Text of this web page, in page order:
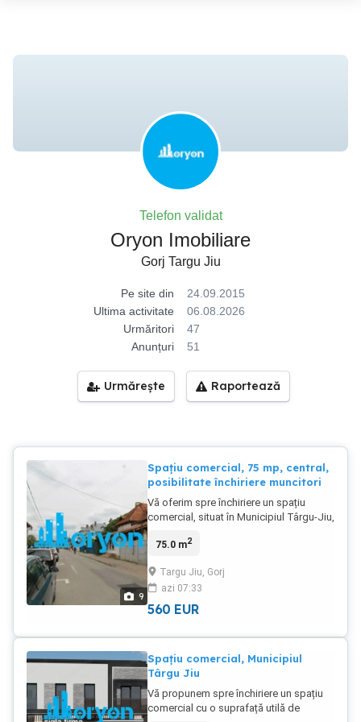
Telefon validat
Oryon Imobiliare
Gorj Targu Jiu
Pe site din
24.09.2015
Ultima activitate
06.08.2026
Urmăritori
47
Anunțuri
51
Urmărește Raportează
9
Spațiu comercial, 75 mp, central,
posibilitate închiriere muncitori
Vă oferim spre închiriere un spațiu
comercial, situat în Municipiul Târgu-Jiu,
trafic intens. Spațiul are o suprafață
exterioară de 10 mp, ce beneficiază de
o vizibilitatea excelentă ,ceea ce îl face
potrivit atât pentru activități de retail, cât
sanitar. În acest spațiu s-au desfășurat
activități precum saloane de
înfrumusețare, , însă configurația sa
permite adaptarea pentru multiple
75.0 m2
Targu Jiu, Gorj
azi 07:33
560 EUR
Spațiu comercial, Municipiul
Târgu Jiu
Vă propunem spre închiriere un spațiu
comercial cu o suprafață utilă de